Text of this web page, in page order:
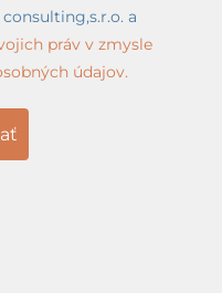
a
práv v zmysle
údajov.